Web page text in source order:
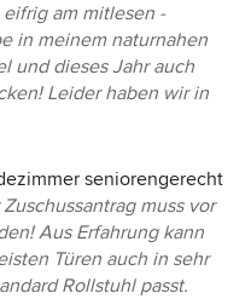
am mitlesen -
in meinem naturnahen
und dieses Jahr auch
Leider haben wir in
seniorengerecht
muss vor
Aus Erfahrung kann
Türen auch in sehr
Rollstuhl passt.